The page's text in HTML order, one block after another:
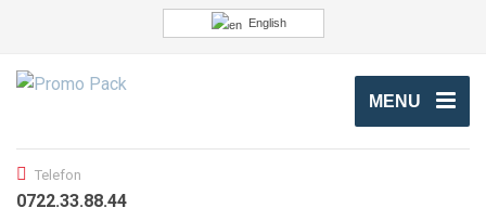
English
MENU
Telefon
0722.33.88.44